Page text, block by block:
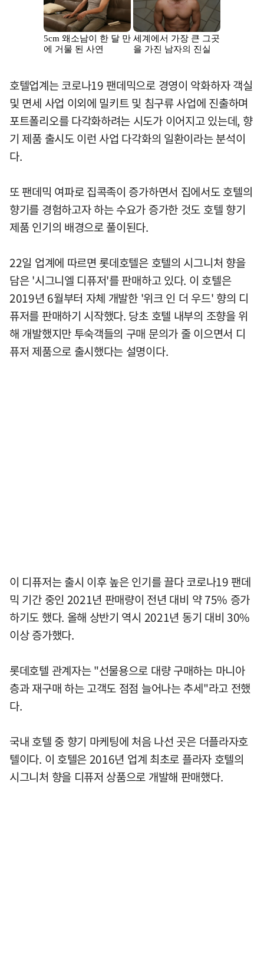
호텔업계는 코로나19 팬데믹으로 경영이 악화하자 객실
및 면세 사업 이외에 밀키트 및 침구류 사업에 진출하며
포트폴리오를 다각화하려는 시도가 이어지고 있는데, 향
기 제품 출시도 이런 사업 다각화의 일환이라는 분석이
다.
또 팬데믹 여파로 집콕족이 증가하면서 집에서도 호텔의
향기를 경험하고자 하는 수요가 증가한 것도 호텔 향기
제품 인기의 배경으로 풀이된다.
22일 업계에 따르면 롯데호텔은 호텔의 시그니처 향을
담은 '시그니엘 디퓨저'를 판매하고 있다. 이 호텔은
2019년 6월부터 자체 개발한 '위크 인 더 우드' 향의 디
퓨저를 판매하기 시작했다. 당초 호텔 내부의 조향을 위
해 개발했지만 투숙객들의 구매 문의가 줄 이으면서 디
퓨저 제품으로 출시했다는 설명이다.
이 디퓨저는 출시 이후 높은 인기를 끌다 코로나19 팬데
믹 기간 중인 2021년 판매량이 전년 대비 약 75% 증가
하기도 했다. 올해 상반기 역시 2021년 동기 대비 30%
이상 증가했다.
롯데호텔 관계자는 "선물용으로 대량 구매하는 마니아
층과 재구매 하는 고객도 점점 늘어나는 추세"라고 전했
다.
국내 호텔 중 향기 마케팅에 처음 나선 곳은 더플라자호
텔이다. 이 호텔은 2016년 업계 최초로 플라자 호텔의
시그니처 향을 디퓨저 상품으로 개발해 판매했다.